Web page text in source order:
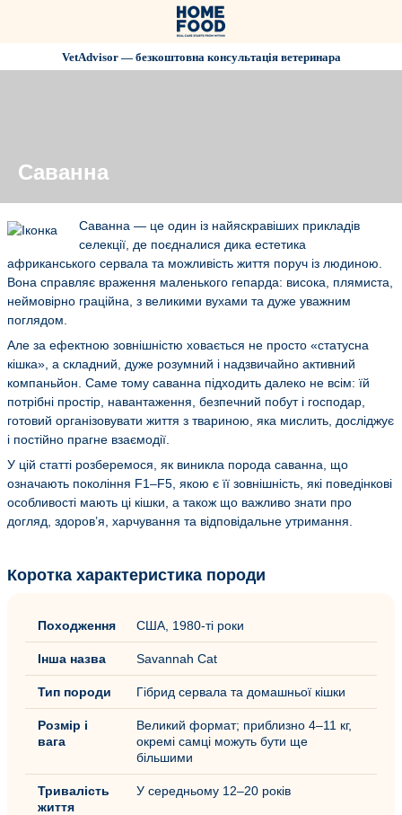
VetAdvisor — безкоштовна консультація ветеринара
Саванна
Саванна — це один із найяскравіших прикладів
селекції, де поєдналися дика естетика
африканського сервала та можливість життя поруч із людиною.
Вона справляє враження маленького гепарда: висока, плямиста,
неймовірно граційна, з великими вухами та дуже уважним
поглядом.
Але за ефектною зовнішністю ховається не просто «статусна
кішка», а складний, дуже розумний і надзвичайно активний
компаньйон. Саме тому саванна підходить далеко не всім: їй
потрібні простір, навантаження, безпечний побут і господар,
готовий організовувати життя з твариною, яка мислить, досліджує
і постійно прагне взаємодії.
У цій статті розберемося, як виникла порода саванна, що
означають покоління F1–F5, якою є її зовнішність, які поведінкові
особливості мають ці кішки, а також що важливо знати про
догляд, здоров’я, харчування та відповідальне утримання.
Коротка характеристика породи
Походження США, 1980-ті роки
Інша назва Savannah Cat
Тип породи Гібрид сервала та домашньої кішки
Розмір і
вага
Великий формат; приблизно 4–11 кг,
окремі самці можуть бути ще
більшими
Тривалість
життя
У середньому 12–20 років